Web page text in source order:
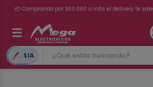
📦 Comprando por 300.000 o más el delivery te
💳 ¡HASTA 24 CUOTAS SIN INTERÉS con
IA